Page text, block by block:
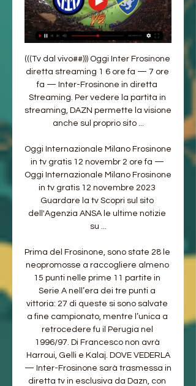
(((Tv dal vivo##))) Oggi Inter Frosinone
diretta streaming 1 6 ore fa — 7 ore
fa — Inter-Frosinone in diretta
Streaming. Per vedere la partita in
streaming, DAZN permette la visione
anche sul proprio sito ...
Oggi Internazionale Milano Frosinone
in tv gratis 12 novembr 2 ore fa —
Oggi Internazionale Milano Frosinone
in tv gratis 12 novembre 2023
Guardare la tv Scopri sul sito
dell'Agenzia ANSA le ultime notizie
su ...
Prima del Frosinone, sono state 28 le
neopromosse a raccogliere almeno
15 punti nelle prime 11 partite in
Serie A nell’era dei tre punti a
vittoria: 27 di queste si sono salvate
a fine campionato, mentre l’unica a
retrocedere fu il Perugia nel
1996/97. Di Francesco non avrà
Harroui, Gelli e Kalaj. DOVE VEDERLA
— Inter-Frosinone sarà trasmessa in
diretta tv in esclusiva da Dazn, con